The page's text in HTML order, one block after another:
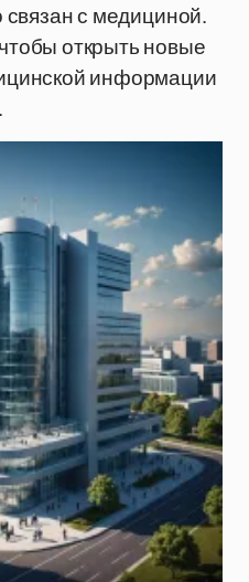
связан с медициной.
открыть новые
информации